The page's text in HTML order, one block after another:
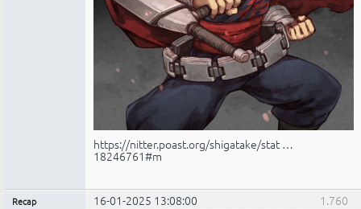
https://nitter.poast.org/shigatake/stat …
18246761#m
1.760
Recap 16-01-2025 13:08:00